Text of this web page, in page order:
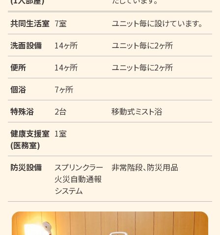
共同生活室 7室
ユニット毎に設けています。
洗面設備
14ヶ所
ユニット毎に2ヶ所
便所
14ヶ所
ユニット毎に2ヶ所
個浴
7ヶ所
特殊浴
2台
移動式ミスト浴
健康支援室
(医務室)
1室
防災設備
スプリンクラー
火災自動通報
システム
非常階段、防災用品